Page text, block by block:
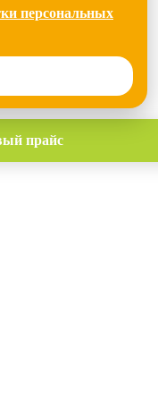
персональных
прайс